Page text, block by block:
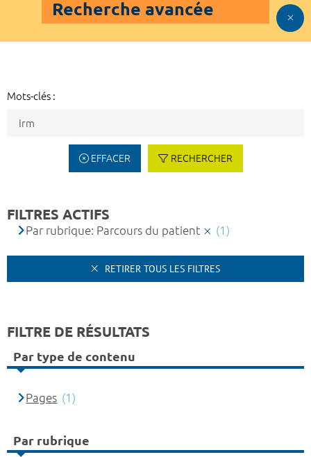
Recherche avancée
Mots-clés :
EFFACER RECHERCHER
FILTRES ACTIFS
Par rubrique: Parcours du patient (1)
RETIRER TOUS LES FILTRES
FILTRE DE RÉSULTATS
Par type de contenu
Pages (1)
Par rubrique